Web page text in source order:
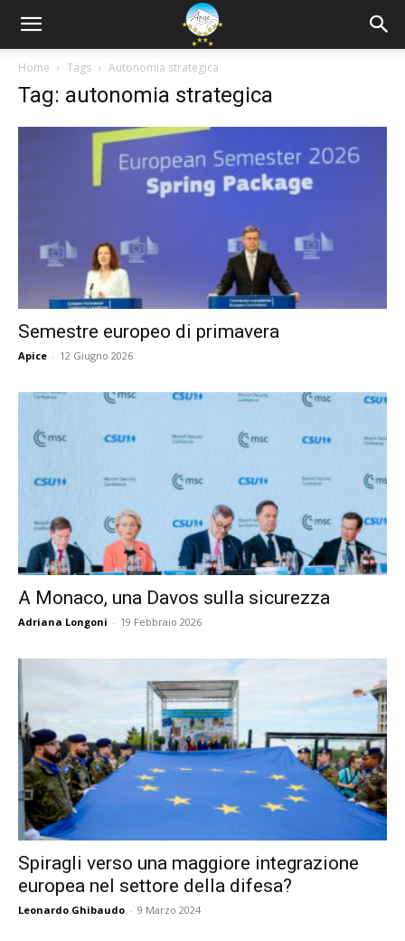
Home Tags Autonomia strategica
Tag: autonomia strategica
Semestre europeo di primavera
Apice - 12 Giugno 2026
A Monaco, una Davos sulla sicurezza
Adriana Longoni - 19 Febbraio 2026
Spiragli verso una maggiore integrazione
europea nel settore della difesa?
Leonardo Ghibaudo - 9 Marzo 2024